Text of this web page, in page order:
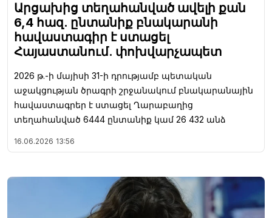
Արցախից տեղահանված ավելի քան
6,4 հազ. ընտանիք բնակարանի
հավաստագիր է ստացել
Հայաստանում. փոխվարչապետ
2026 թ.-ի մայիսի 31-ի դրությամբ պետական
աջակցության ծրագրի շրջանակում բնակարանային
հավաստագրեր է ստացել Ղարաբաղից
տեղահանված 6444 ընտանիք կամ 26 432 անձ
16.06.2026 13:56